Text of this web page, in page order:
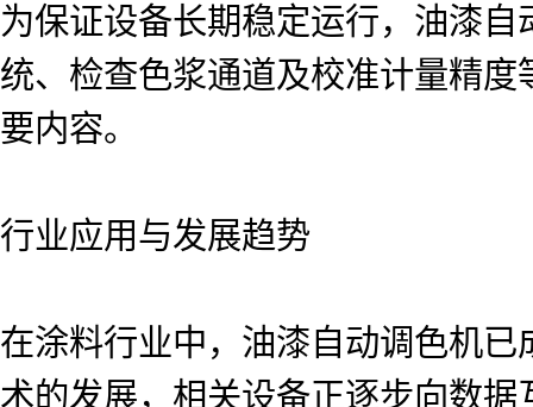
为保证设备长期稳定运行，油漆
统、检查色浆通道及校准计量精
要内容。
行业应用与发展趋势
在涂料行业中，油漆自动调色机
术的发展，相关设备正逐步向数